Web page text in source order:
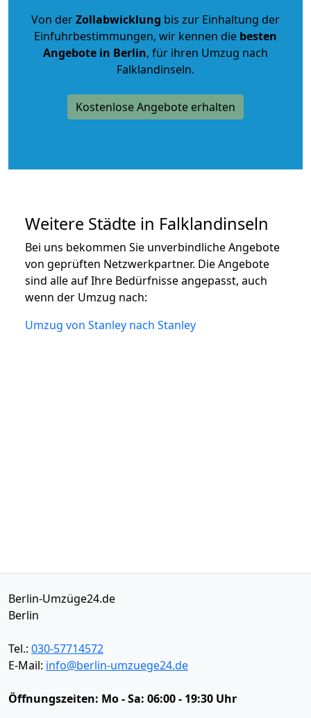
Von derZollabwicklung bis zur Einhaltung der
Einfuhrbestimmungen, wir kennen die besten
Angebote in Berlin, für ihren Umzug nach
Falklandinseln.
Kostenlose Angebote erhalten
Weitere Städte in Falklandinseln
Bei uns bekommen Sie unverbindliche Angebote
von geprüften Netzwerkpartner. Die Angebote
sind alle auf Ihre Bedürfnisse angepasst, auch
wenn der Umzug nach:
Umzug von Stanley nach Stanley
Berlin-Umzüge24.de
Berlin
Tel.: 030-57714572
E-Mail: info@berlin-umzuege24.de
Öffnungszeiten: Mo - Sa: 06:00 - 19:30 Uhr